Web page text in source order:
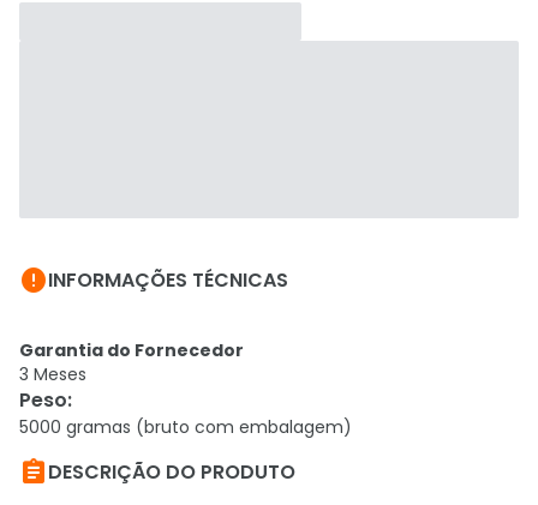
INFORMAÇÕES TÉCNICAS
Garantia do Fornecedor
3 Meses
Peso:
5000 gramas (bruto com embalagem)
DESCRIÇÃO DO PRODUTO